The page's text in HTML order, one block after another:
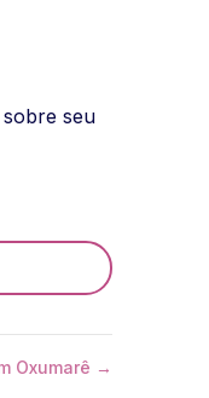
seu
Oxumarê →